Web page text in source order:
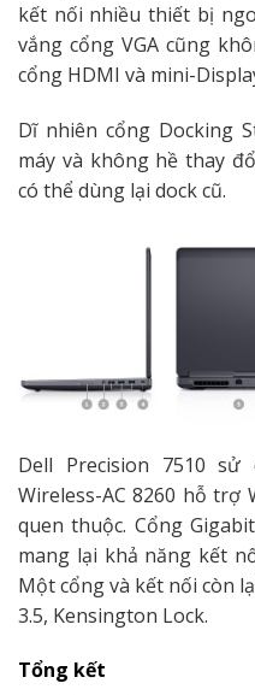
kết nối nhiều thiết bị
vắng cổng VGA cũng
cổng HDMI và mini-
Dĩ nhiên cổng Docking
máy và không hề thay
có thể dùng lại dock cũ.
Dell Precision 7510
Wireless-AC 8260 hỗ trợ
quen thuộc. Cổng
mang lại khả năng kết
Một cổng và kết nối còn
3.5, Kensington Lock.
Tổng kết